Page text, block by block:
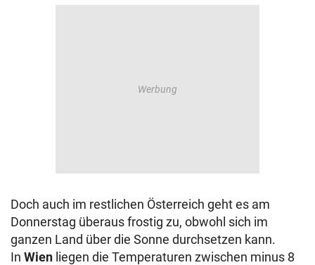
Doch auch im restlichen Österreich geht es am
Donnerstag überaus frostig zu, obwohl sich im
ganzen Land über die Sonne durchsetzen kann.
In Wien liegen die Temperaturen zwischen minus 8